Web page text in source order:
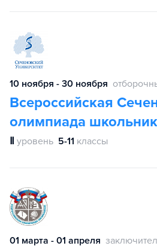
10 ноября - 30 ноября
Всероссийская
олимпиада
Ⅱ уровень 5-11 классы
01 марта - 01 апреля